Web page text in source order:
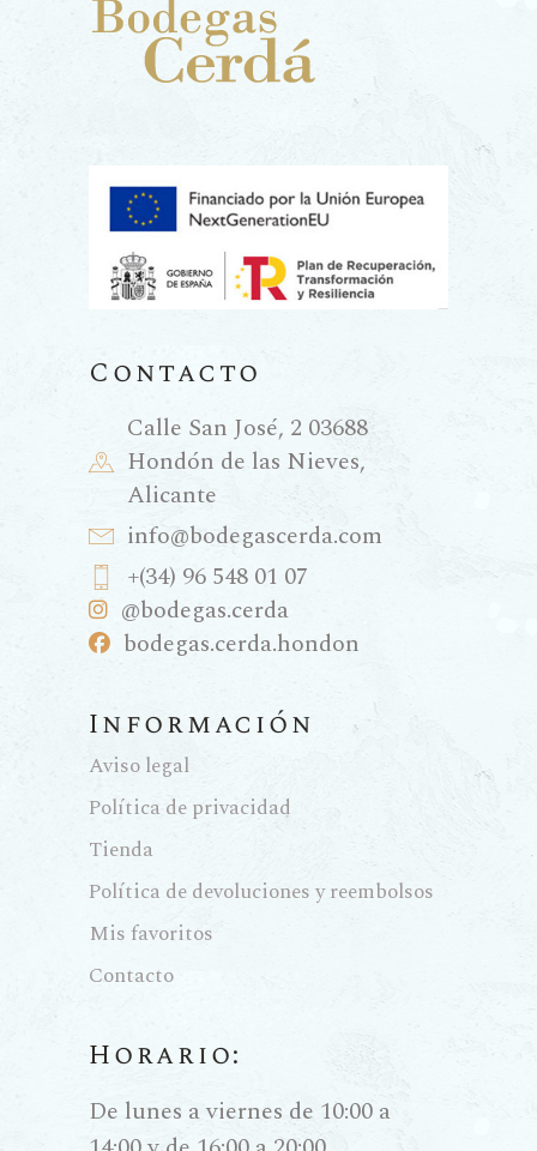
Contacto
Calle San José, 2 03688
Hondón de las Nieves,
Alicante
info@bodegascerda.com
+(34) 96 548 01 07
@bodegas.cerda
bodegas.cerda.hondon
Información
Aviso legal
Política de privacidad
Tienda
Política de devoluciones y reembolsos
Mis favoritos
Contacto
Horario:
De lunes a viernes de 10:00 a